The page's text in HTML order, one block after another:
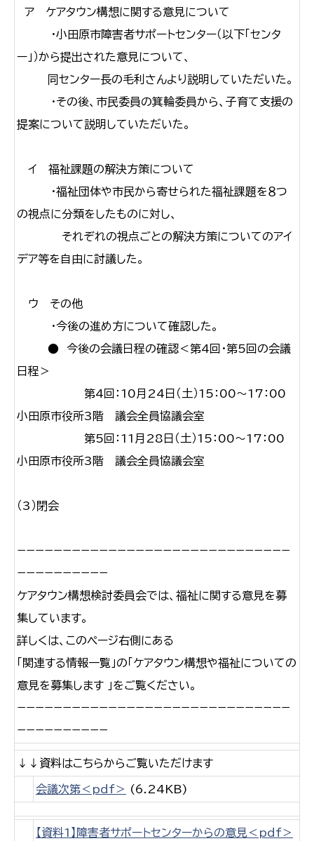
ア ケアタウン構想に関する意見について
・小田原市障害者サポートセンター（以下「センタ
ー」）から提出された意見について、
同センター長の毛利さんより説明していただいた。
・その後、市民委員の箕輪委員から、子育て支援の
提案について説明していただいた。
イ 福祉課題の解決方策について
・福祉団体や市民から寄せられた福祉課題を８つ
の視点に分類をしたものに対し、
それぞれの視点ごとの解決方策についてのアイ
デア等を自由に討議した。
ウ その他
・今後の進め方について確認した。
● 今後の会議日程の確認＜第4回・第5回の会議
日程＞
第4回：10月24日（土）15：00〜17：00
小田原市役所3階 議会全員協議会室
第5回：11月28日（土）15：00〜17：00
小田原市役所3階 議会全員協議会室
（3）閉会
−−−−−−−−−−−−−−−−−−−−−−−−−−−−−−
−−−−−−−−−−
ケアタウン構想検討委員会では、福祉に関する意見を募
集しています。
詳しくは、このページ右側にある
「関連する情報一覧」の「ケアタウン構想や福祉についての
意見を募集します 」をご覧ください。
−−−−−−−−−−−−−−−−−−−−−−−−−−−−−−
−−−−−−−−−−
↓↓資料はこちらからご覧いただけます
会議次第＜pdf＞ (6.24KB)
【資料1】障害者サポートセンターからの意見＜pdf＞